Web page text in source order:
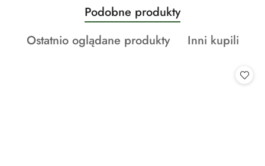
Pomiń karuzelę produktów
Produkty
o
statusie:
Podobne produkty
Produkty
Ostatnio oglądane produkty
Produkty
Inni kupili